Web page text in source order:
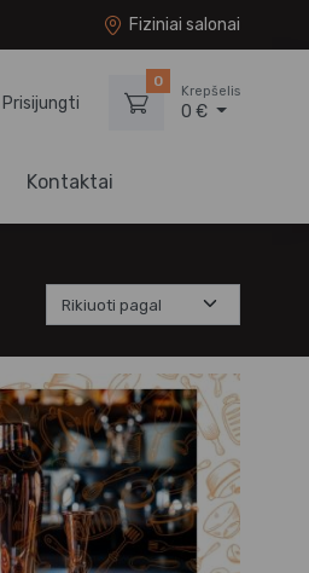
Fiziniai salonai
Prisijungti
0
Krepšelis
0 €
Kontaktai